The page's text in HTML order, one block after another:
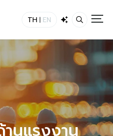
TH | EN
นแรงงาน
าร ผลการดำเนินงาน